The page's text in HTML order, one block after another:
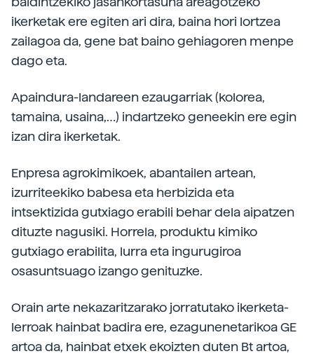
ikerketak ere egiten ari dira, baina hori lortzea
zailagoa da, gene bat baino gehiagoren menpe
dago eta.
Apaindura-landareen ezaugarriak (kolorea,
tamaina, usaina,…) indartzeko geneekin ere egin
izan dira ikerketak.
Enpresa agrokimikoek, abantailen artean,
izurriteekiko babesa eta herbizida eta
intsektizida gutxiago erabili behar dela aipatzen
dituzte nagusiki. Horrela, produktu kimiko
gutxiago erabilita, lurra eta ingurugiroa
osasuntsuago izango genituzke.
Orain arte nekazaritzarako jorratutako ikerketa-
lerroak hainbat badira ere, ezagunenetarikoa GE
artoa da, hainbat etxek ekoizten duten Bt artoa,